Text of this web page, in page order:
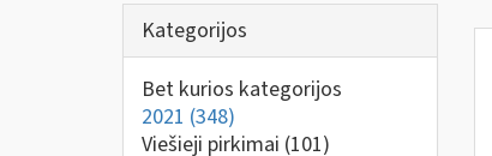
Kategorijos
Bet kurios kategorijos
2021 (348)
Viešieji pirkimai (101)